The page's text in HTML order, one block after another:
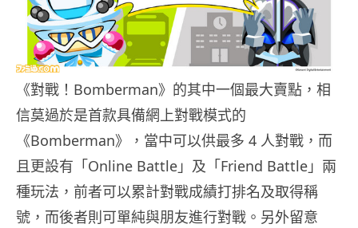
《對戰！Bomberman》的其中一個最大賣點，相
信莫過於是首款具備網上對戰模式的
《Bomberman》，當中可以供最多 4 人對戰，而
且更設有「Online Battle」及「Friend Battle」兩
種玩法，前者可以累計對戰成績打排名及取得稱
號，而後者則可單純與朋友進行對戰。另外留意